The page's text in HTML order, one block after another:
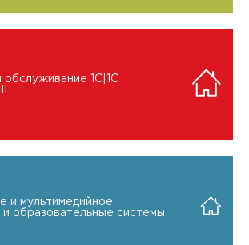
1C|1C
и мультимедийное
образовательные системы